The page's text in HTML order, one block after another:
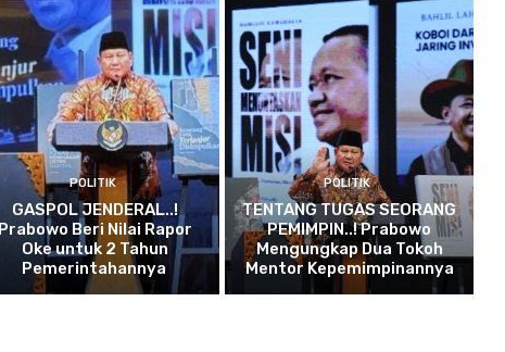
POLITIK
GASPOL JENDERAL..!
Prabowo Beri Nilai Rapor
Oke untuk 2 Tahun
Pemerintahannya
POLITIK
TENTANG TUGAS SEORANG
PEMIMPIN..! Prabowo
Mengungkap Dua Tokoh
Mentor Kepemimpinannya